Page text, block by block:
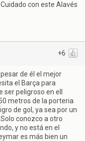
con este Alavés
+6
de él el mejor
el Barça para
peligroso en ell
metros de la porteria
de gol, ya sea por un
conozco a otro
y no está en el
es más bien un